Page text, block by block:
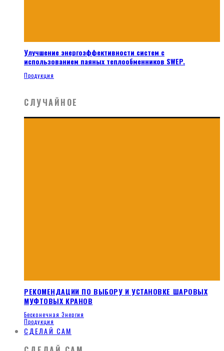
Улучшение энергоэффективности систем с
использованием паяных теплообменников SWEP.
Продукция
СЛУЧАЙНОЕ
РЕКОМЕНДАЦИИ ПО ВЫБОРУ И УСТАНОВКЕ ШАРОВЫХ
МУФТОВЫХ КРАНОВ
Бесконечная Энергия
Продукция
СДЕЛАЙ САМ